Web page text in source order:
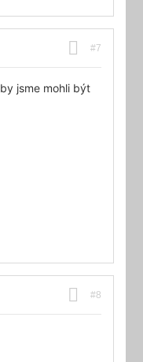
#7
jsme mohli být
#8